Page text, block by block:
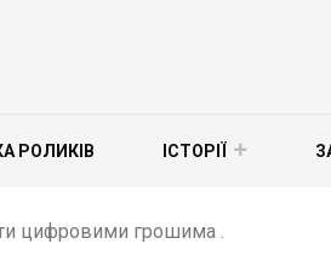
РОЛИКІВ ІСТОРІЇ
цифровими грошима .